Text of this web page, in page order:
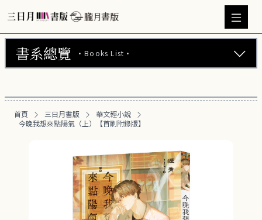
書系總覽 ·Books List·
華文輕小說 (469)
日文輕小說 (22)
韓文輕小說 (23)
BL小說 (104)
GL百合小說 (11)
首頁 三日月書版
華文輕小說
今晚我想來點陽氣（上）【首刷附錄版】